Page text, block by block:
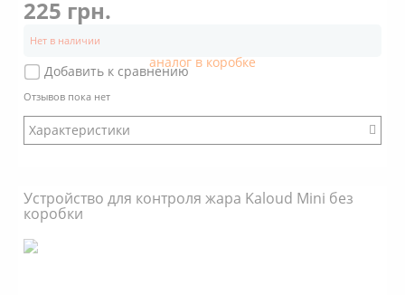
225 грн.
Нет в наличии
Добавить к сравнению
Отзывов пока нет
Характеристики
Коробка: Есть
Размер: Большой
Стенки: Наклонные
Покрытие: Нет
Устройство для контроля жара Kaloud Mini без
коробки